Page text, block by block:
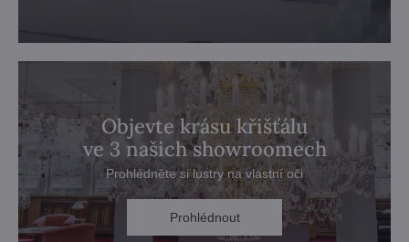
Objevte krásu křišťálu
ve 3 našich showroomech
Prohlédněte si lustry na vlastní oči
Prohlédnout